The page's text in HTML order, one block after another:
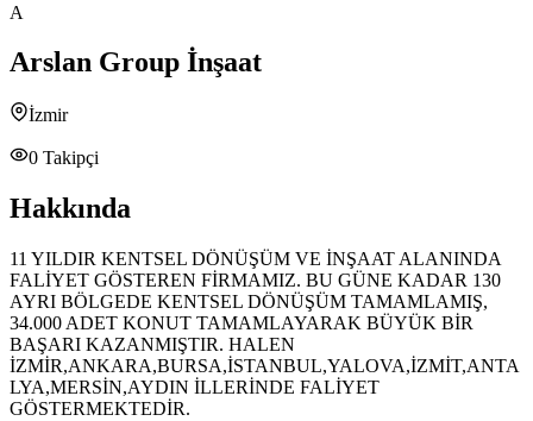
A
Arslan Group İnşaat
İzmir
0 Takipçi
Hakkında
11 YILDIR KENTSEL DÖNÜŞÜM VE İNŞAAT ALANINDA
FALİYET GÖSTEREN FİRMAMIZ. BU GÜNE KADAR 130
AYRI BÖLGEDE KENTSEL DÖNÜŞÜM TAMAMLAMIŞ,
34.000 ADET KONUT TAMAMLAYARAK BÜYÜK BİR
BAŞARI KAZANMIŞTIR. HALEN
İZMİR,ANKARA,BURSA,İSTANBUL,YALOVA,İZMİT,ANTA
LYA,MERSİN,AYDIN İLLERİNDE FALİYET
GÖSTERMEKTEDİR.